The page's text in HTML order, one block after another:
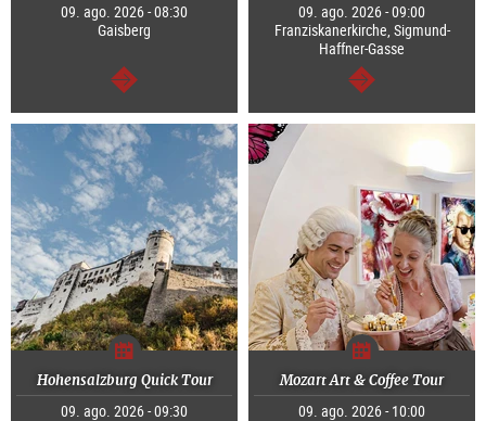
09. ago. 2026 - 08:30
Gaisberg
continuar
09. ago. 2026 - 09:00
Franziskanerkirche, Sigmund-
Haffner-Gasse
continuar
Hohensalzburg Quick Tour
09. ago. 2026 - 09:30
Mozart Art & Coffee Tour
09. ago. 2026 - 10:00